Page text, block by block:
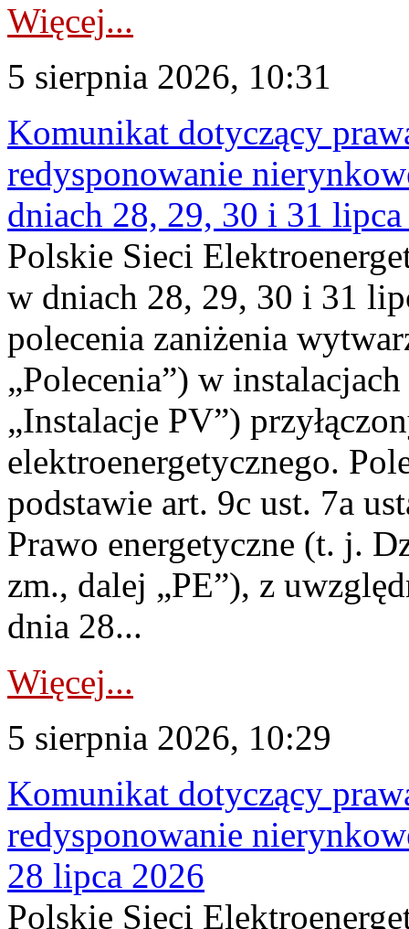
Więcej...
5 sierpnia 2026, 10:31
Komunikat dotyczący
redysponowanie
dniach 28, 29, 30 i 31
Polskie Sieci
w dniach 28, 29, 30 i 31
polecenia zaniżenia
„Polecenia”) w
„Instalacje PV”)
elektroenergetycznego.
podstawie art. 9c ust. 7a
Prawo energetyczne (t. j.
zm., dalej „PE”), z
dnia 28...
Więcej...
5 sierpnia 2026, 10:29
Komunikat dotyczący
redysponowanie
28 lipca 2026
Polskie Sieci